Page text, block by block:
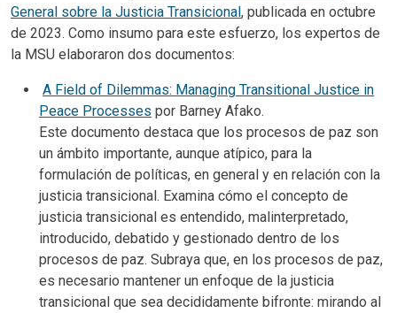
General sobre la Justicia Transicional, publicada en octubre
de 2023. Como insumo para este esfuerzo, los expertos de
la MSU elaboraron dos documentos:
A Field of Dilemmas: Managing Transitional Justice in
Peace Processes por Barney Afako.
Este documento destaca que los procesos de paz son
un ámbito importante, aunque atípico, para la
formulación de políticas, en general y en relación con la
justicia transicional. Examina cómo el concepto de
justicia transicional es entendido, malinterpretado,
introducido, debatido y gestionado dentro de los
procesos de paz. Subraya que, en los procesos de paz,
es necesario mantener un enfoque de la justicia
transicional que sea decididamente bifronte: mirando al